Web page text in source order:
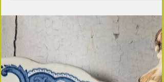
Recette Simple, Fondante et Parfumée
Nous mangeons finalement assez peu d’agneau à
la maison, sauf à l’occasion de Pâques, lorsque je
prépare un bon gigot, ou lorsque je mijote un
couscous ou un tajine pour les grandes tablées